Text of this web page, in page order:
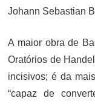
Johann Sebastian
A maior obra de
Oratórios de
incisivos; é da
“capaz de